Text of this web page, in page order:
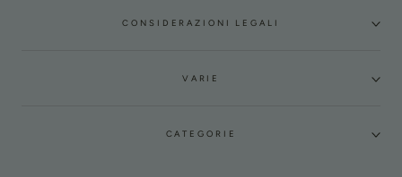
CONSIDERAZIONI LEGALI
VARIE
CATEGORIE